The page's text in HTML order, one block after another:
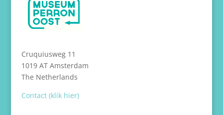
Cruquiusweg 11
1019 AT Amsterdam
The Netherlands
Contact (klik hier)